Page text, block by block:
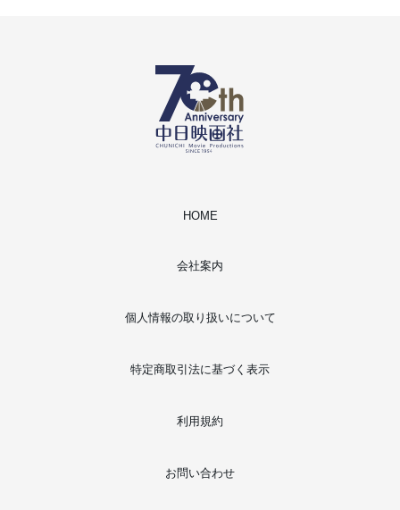
HOME
会社案内
個人情報の取り扱いについて
特定商取引法に基づく表示
利用規約
お問い合わせ